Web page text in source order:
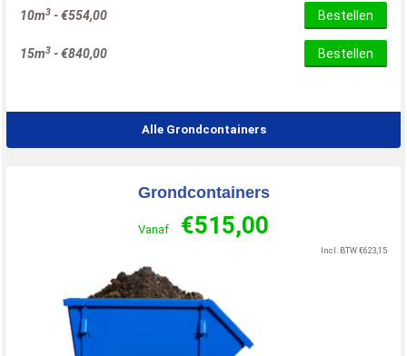
10m3 -€554,00 Bestellen
15m3 -€840,00 Bestellen
Alle Grondcontainers
Grondcontainers
Vanaf €515,00
Incl. BTW €623,15